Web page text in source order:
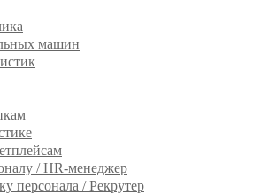
машин
/ HR-менеджер
персонала / Рекрутер